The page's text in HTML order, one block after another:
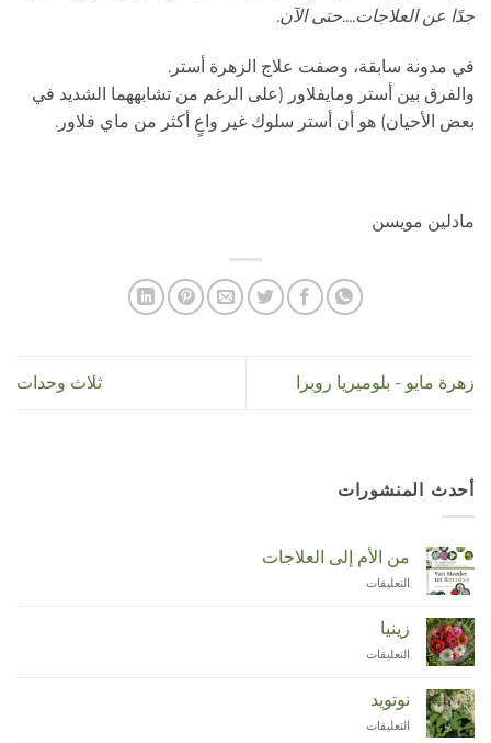
جدًا عن العلاجات....حتى الآن.
في مدونة سابقة، وصفت علاج الزهرة أستر.
والفرق بين أستر ومايفلاور (على الرغم من تشابههما الشديد في
بعض الأحيان) هو أن أستر سلوك غير واعٍ أكثر من ماي فلاور.
مادلين مويسن
زهرة مايو - بلوميريا روبرا ثلاث وحدات
أحدث المنشورات
من الأم إلى العلاجات
التعليقات
زينيا
التعليقات
نوتويد
التعليقات